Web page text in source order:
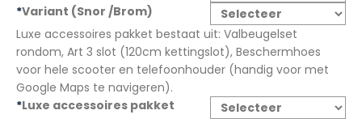
*Variant (Snor /Brom)
Luxe accessoires pakket bestaat uit: Valbeugelset
rondom, Art 3 slot (120cm kettingslot), Beschermhoes
voor hele scooter en telefoonhouder (handig voor met
Google Maps te navigeren).
*Luxe accessoires pakket